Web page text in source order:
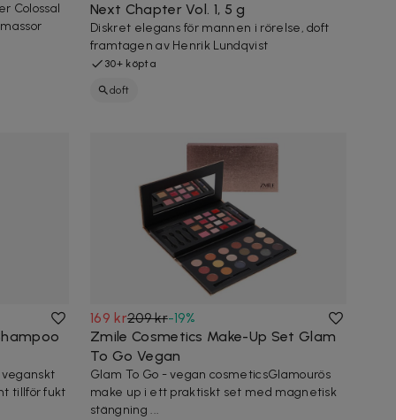
Colossal
Next Chapter Vol. 1, 5 g
Diskret elegans för mannen i rörelse, doft
framtagen av Henrik Lundqvist
30+ köpta
doft
tillför fukt
169 kr209 kr-19%
Zmile Cosmetics Make-Up Set Glam
To Go Vegan
Glam To Go - vegan cosmeticsGlamourös
make up i ett praktiskt set med magnetisk
stängning ...